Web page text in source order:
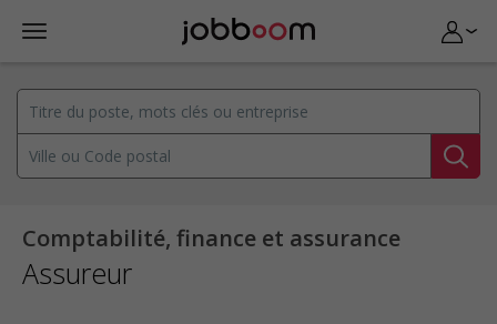
Comptabilité, finance et assurance
Assureur